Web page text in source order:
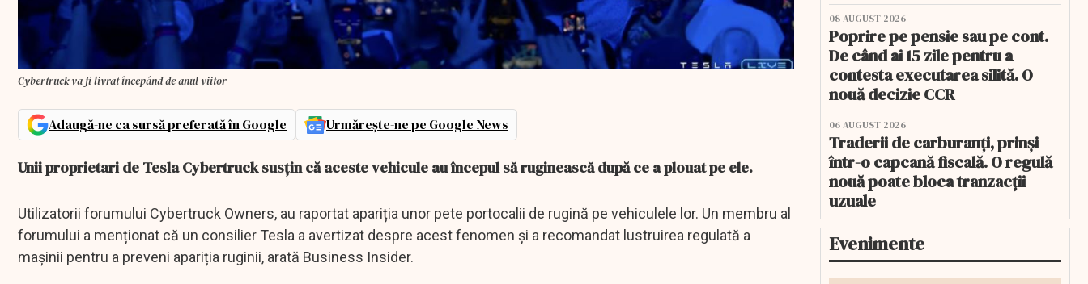
Cybertruck va fi livrat începând de anul viitor
Adaugă-ne ca sursă preferată în Google Urmărește-ne pe Google News
Unii proprietari de Tesla Cybertruck susțin că aceste vehicule au începul să ruginească după ce a plouat pe ele.
Utilizatorii forumului Cybertruck Owners, au raportat apariția unor pete portocalii de rugină pe vehiculele lor. Un membru al
forumului a menționat că un consilier Tesla a avertizat despre acest fenomen și a recomandat lustruirea regulată a
mașinii pentru a preveni apariția ruginii, arată Business Insider.
08 AUGUST 2026
Poprire pe pensie sau pe cont.
De când ai 15 zile pentru a
contesta executarea silită. O
nouă decizie CCR
06 AUGUST 2026
Traderii de carburanți, prinși
într-o capcană fiscală. O regulă
nouă poate bloca tranzacții
uzuale
Evenimente